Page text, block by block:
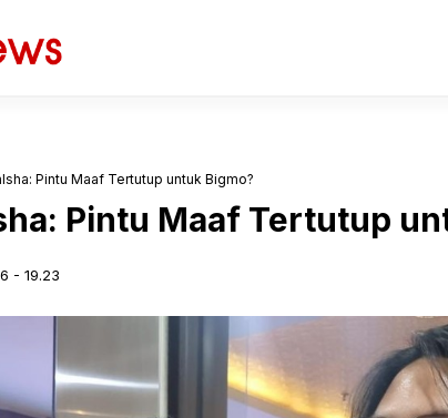
Pintu Maaf Tertutup untuk Bigmo?
Pintu Maaf Tertutup
- 19.23